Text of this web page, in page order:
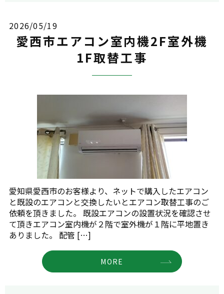
2026/05/19
愛西市エアコン室内機2F室外機
1F取替工事
愛知県愛西市のお客様より、ネットで購入したエアコン
と既設のエアコンと交換したいとエアコン取替工事のご
依頼を頂きました。 既設エアコンの設置状況を確認させ
て頂きエアコン室内機が２階で室外機が１階に平地置き
ありました。 配管 […]
MORE